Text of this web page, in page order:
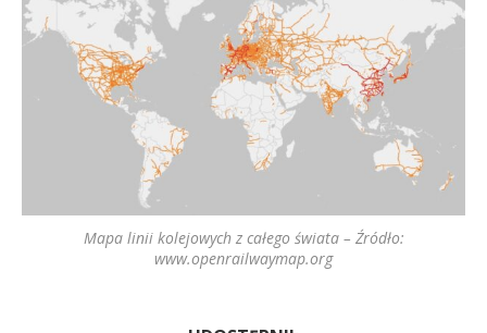
Mapa linii kolejowych z całego świata – Źródło:
www.openrailwaymap.org